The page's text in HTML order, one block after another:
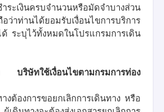
ระเงินครบจำนวนหรือมัดจำบางส่วน
าท่านได้ยอมรับเงื่อนไขการบริการ
ระบุไว้ทั้งหมดในโปรแกรมการเดิน
บริษัทใช้เงื่อนไขตามกรมการท่อง
งต้องการขอยกเลิกการเดินทาง หรือ